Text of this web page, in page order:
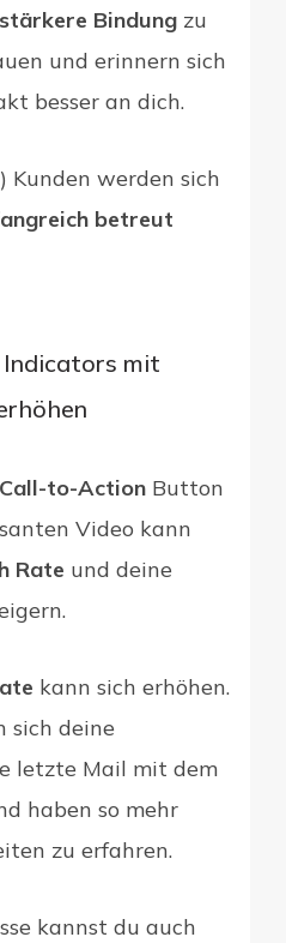
stärkere Bindung zu
und erinnern sich
besser an dich.
Kunden werden sich
betreut
Indicators mit
Call-to-Action Button
Video kann
Rate und deine
kann sich erhöhen.
sich deine
letzte Mail mit dem
haben so mehr
zu erfahren.
kannst du auch